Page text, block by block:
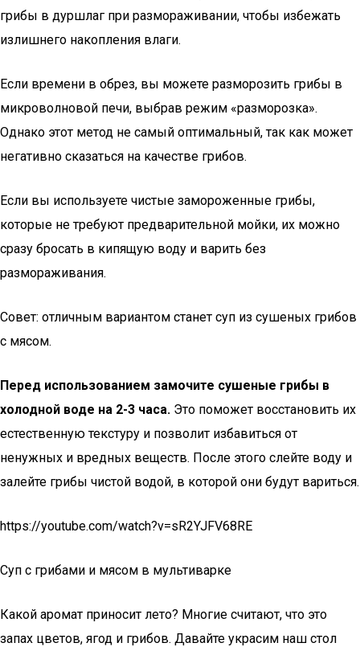
грибы в дуршлаг при размораживании, чтобы избежать
излишнего накопления влаги.
Если времени в обрез, вы можете разморозить грибы в
микроволновой печи, выбрав режим «разморозка».
Однако этот метод не самый оптимальный, так как может
негативно сказаться на качестве грибов.
Если вы используете чистые замороженные грибы,
которые не требуют предварительной мойки, их можно
сразу бросать в кипящую воду и варить без
размораживания.
Совет: отличным вариантом станет суп из сушеных грибов
с мясом.
Перед использованием замочите сушеные грибы в
холодной воде на 2-3 часа. Это поможет восстановить их
естественную текстуру и позволит избавиться от
ненужных и вредных веществ. После этого слейте воду и
залейте грибы чистой водой, в которой они будут вариться.
https://youtube.com/watch?v=sR2YJFV68RE
Суп с грибами и мясом в мультиварке
Какой аромат приносит лето? Многие считают, что это
запах цветов, ягод и грибов. Давайте украсим наш стол